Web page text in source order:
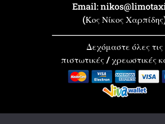
Email:
(Κος Νίκος
Δεχόμαστε όλες τις
πιστωτικές / χρεωστικές